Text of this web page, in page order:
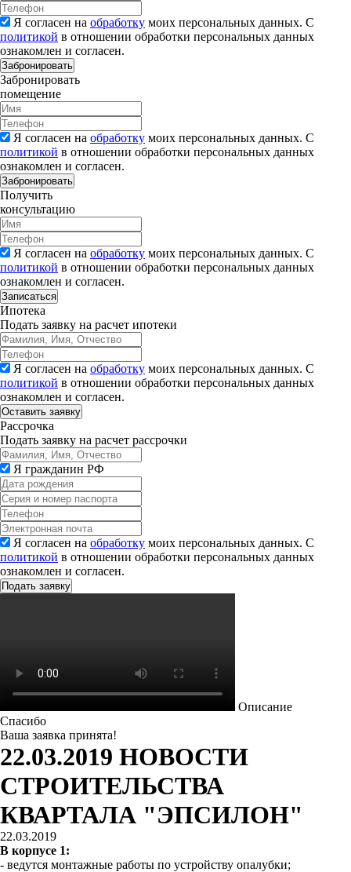
Я согласен на обработку моих персональных данных. С
политикой в отношении обработки персональных данных
ознакомлен и согласен.
Забронировать
Забронировать
помещение
Я согласен на обработку моих персональных данных. С
политикой в отношении обработки персональных данных
ознакомлен и согласен.
Забронировать
Получить
консультацию
Я согласен на обработку моих персональных данных. С
политикой в отношении обработки персональных данных
ознакомлен и согласен.
Записаться
Ипотека
Подать заявку на расчет ипотеки
Я согласен на обработку моих персональных данных. С
политикой в отношении обработки персональных данных
ознакомлен и согласен.
Рассрочка
Подать заявку на расчет рассрочки
Я гражданин РФ
Я согласен на обработку моих персональных данных. С
политикой в отношении обработки персональных данных
ознакомлен и согласен.
Описание
Спасибо
Ваша заявка принята!
22.03.2019 НОВОСТИ
СТРОИТЕЛЬСТВА
КВАРТАЛА "ЭПСИЛОН"
22.03.2019
В корпусе 1:
- ведутся монтажные работы по устройству опалубки;